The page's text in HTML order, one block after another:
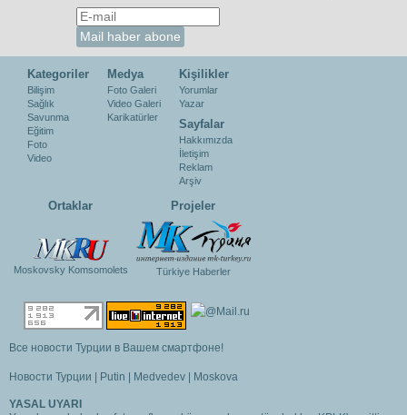
Kategoriler
Bilişim
Sağlık
Savunma
Eğitim
Foto
Video
Medya
Foto Galeri
Video Galeri
Karikatürler
Kişilikler
Yorumlar
Yazar
Sayfalar
Hakkımızda
İletişim
Reklam
Arşiv
Ortaklar
Moskovsky Komsomolets
Projeler
Türkiye Haberler
Все новости Турции в Вашем смартфоне!
Новости Турции Putin Medvedev Moskova
YASAL UYARI